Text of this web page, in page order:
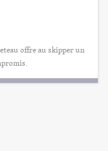
offre au skipper un